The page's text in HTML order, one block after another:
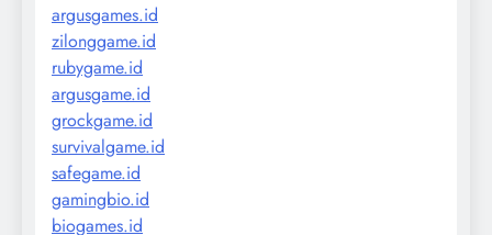
argusgames.id
zilonggame.id
rubygame.id
argusgame.id
grockgame.id
survivalgame.id
safegame.id
gamingbio.id
biogames.id